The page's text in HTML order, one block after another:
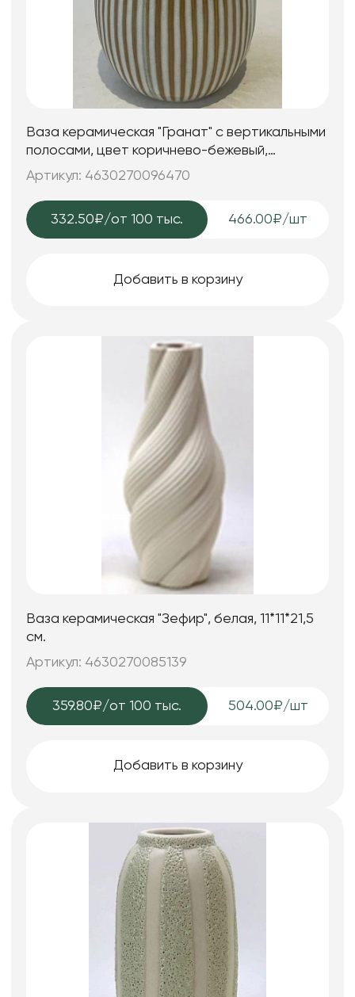
Ваза керамическая "Гранат" с вертикальными
полосами, цвет коричнево-бежевый,
13,8*13,8*19 см.
Артикул: 4630270096470
332.50₽/от 100 тыс. 466.00₽/шт
Добавить в корзину
Ваза керамическая "Зефир", белая, 11*11*21,5
см.
Артикул: 4630270085139
359.80₽/от 100 тыс. 504.00₽/шт
Добавить в корзину